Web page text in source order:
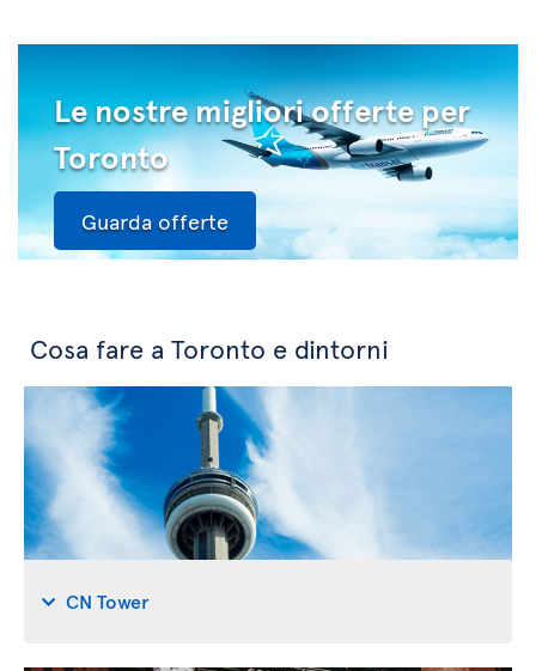
Le nostre migliori offerte per
Toronto
Guarda offerte
Cosa fare a Toronto e dintorni
CN Tower